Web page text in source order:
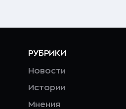
РУБРИКИ
Новости
Истории
Мнения